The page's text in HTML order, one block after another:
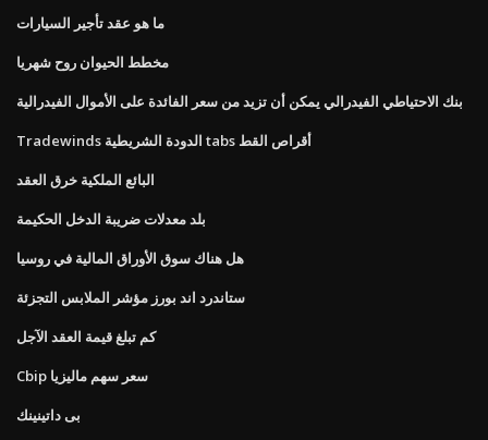
ما هو عقد تأجير السيارات
مخطط الحيوان روح شهريا
بنك الاحتياطي الفيدرالي يمكن أن تزيد من سعر الفائدة على الأموال الفيدرالية
Tradewinds الدودة الشريطية tabs أقراص القط
البائع الملكية خرق العقد
بلد معدلات ضريبة الدخل الحكيمة
هل هناك سوق الأوراق المالية في روسيا
ستاندرد اند بورز مؤشر الملابس التجزئة
كم تبلغ قيمة العقد الآجل
Cbip سعر سهم ماليزيا
بى داتينينك